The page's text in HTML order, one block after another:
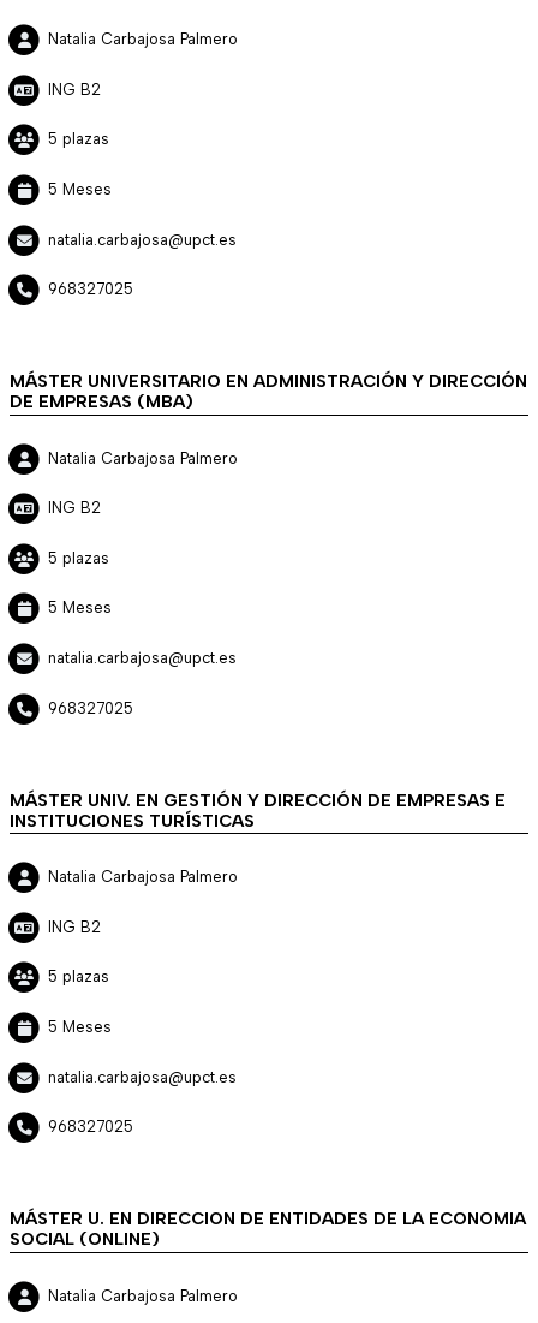
Natalia Carbajosa Palmero
ING B2
5 plazas
5 Meses
natalia.carbajosa@upct.es
968327025
MÁSTER UNIVERSITARIO EN ADMINISTRACIÓN Y DIRECCIÓN
DE EMPRESAS (MBA)
Natalia Carbajosa Palmero
ING B2
5 plazas
5 Meses
natalia.carbajosa@upct.es
968327025
MÁSTER UNIV. EN GESTIÓN Y DIRECCIÓN DE EMPRESAS E
INSTITUCIONES TURÍSTICAS
Natalia Carbajosa Palmero
ING B2
5 plazas
5 Meses
natalia.carbajosa@upct.es
968327025
MÁSTER U. EN DIRECCION DE ENTIDADES DE LA ECONOMIA
SOCIAL (ONLINE)
Natalia Carbajosa Palmero